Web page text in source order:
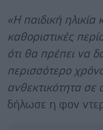
«Η παιδική ηλικία
καθοριστικές
ότι θα πρέπει να
περισσότερο
ανθεκτικότητα
δήλωσε η φον